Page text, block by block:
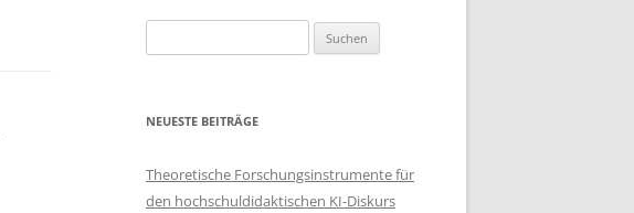
nach:
NEUESTE BEITRÄGE
Theoretische Forschungsinstrumente für
den hochschuldidaktischen KI-Diskurs